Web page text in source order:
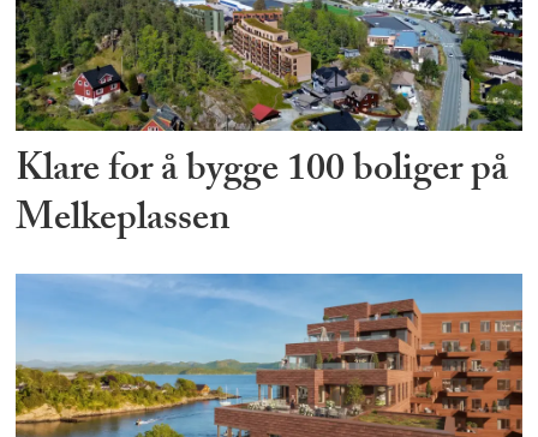
Klare for å bygge 100 boliger på
Melkeplassen